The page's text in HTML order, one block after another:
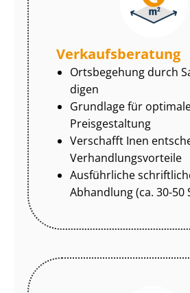
Ver­kaufs­be­ra­tung
Ortsbegehung durch
di­gen
Grundlage für
Preisgestaltung
Verschafft Inen
Ver­hand­lungs­vor­tei­le
Ausführliche
Abhandlung (ca. 30-50